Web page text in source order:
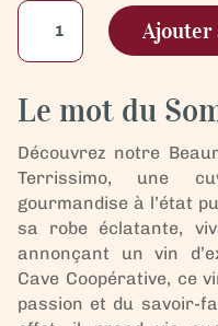
quantité
Beaumes
Venise
Rouge
-
Terrissimo
Ajouter
Le mot du
Découvrez notre
Terrissimo, une
gourmandise à l’état
sa robe éclatante,
annonçant un vin
Cave Coopérative, ce
passion et du savoir-